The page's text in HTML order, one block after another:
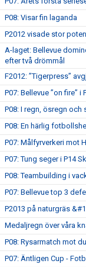
P08: Visar fin laganda
P2012 visade stor
A-laget: Bellevue
efter två drömmål
F2012: ”Tigerpress”
P07: Bellevue ”on fire” i
P08: I regn, ösregn och
P08: En härlig
P07: Målfyrverkeri mot
P07: Tung seger i P14
P08: Teambuilding i
P07: Bellevue top 3
P2013 på naturgräs
Medaljregn över våra
P08: Rysarmatch mot
P07: Äntligen Cup -